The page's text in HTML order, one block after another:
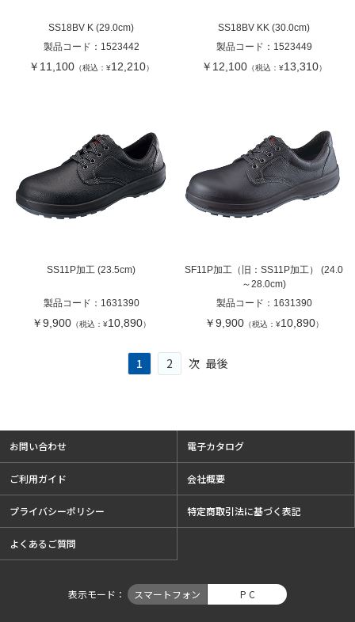
SS18BV K (29.0cm)
製品コード： 1523442
￥11,100 （税込：¥12,210）
SS18BV KK (30.0cm)
製品コード： 1523449
￥12,100 （税込：¥13,310）
SS11P加工 (23.5cm)
製品コード： 1631390
￥9,900 （税込：¥10,890）
SF11P加工（旧：SS11P加工） (24.0
～28.0cm)
製品コード： 1631390
￥9,900 （税込：¥10,890）
1 2 次 最後
お問い合わせ 電子カタログ
ご利用ガイド 会社概要
プライバシーポリシー 特定商取引法に基づく表記
よくあるご質問
表示モード スマートフォン P C